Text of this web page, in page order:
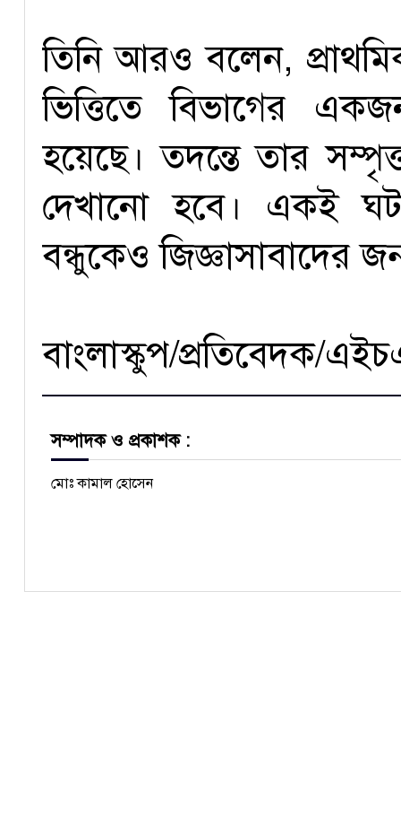
তিনি আরও বলেন,
ভিত্তিতে বিভাগের
হয়েছে। তদন্তে তার
দেখানো হবে। একই
বন্ধুকেও জিজ্ঞাসাবাদের
বাংলাস্কুপ/প্রতিবেদক/
সম্পাদক ও প্রকাশক :
মোঃ কামাল হোসেন